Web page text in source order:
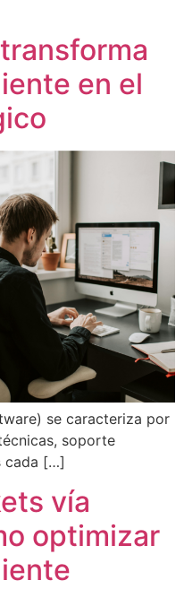
en el
se caracteriza por
soporte
cada […]
vía
optimizar